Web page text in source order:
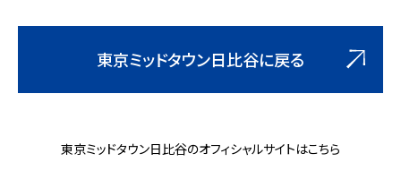
東京ミッドタウン日比谷に戻る
東京ミッドタウン日比谷のオフィシャルサイトはこちら